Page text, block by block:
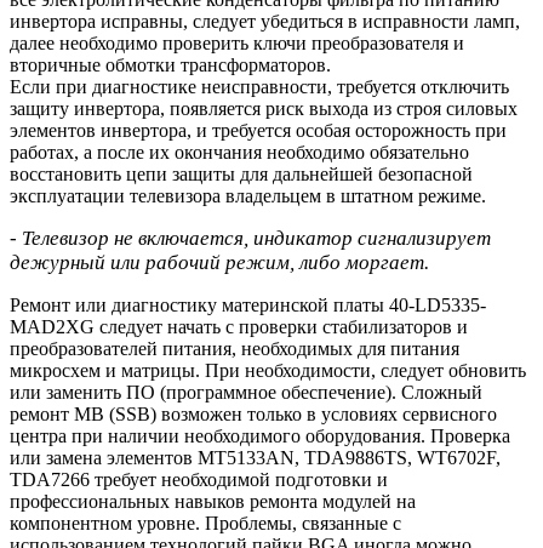
инвертора исправны, следует убедиться в исправности ламп,
далее необходимо проверить ключи преобразователя и
вторичные обмотки трансформаторов.
Если при диагностике неисправности, требуется отключить
защиту инвертора, появляется риск выхода из строя силовых
элементов инвертора, и требуется особая осторожность при
работах, а после их окончания необходимо обязательно
восстановить цепи защиты для дальнейшей безопасной
эксплуатации телевизора владельцем в штатном режиме.
- Телевизор не включается, индикатор сигнализирует
дежурный или рабочий режим, либо моргает.
Ремонт или диагностику материнской платы 40-LD5335-
MAD2XG следует начать с проверки стабилизаторов и
преобразователей питания, необходимых для питания
микросхем и матрицы. При необходимости, следует обновить
или заменить ПО (программное обеспечение). Сложный
ремонт MB (SSB) возможен только в условиях сервисного
центра при наличии необходимого оборудования. Проверка
или замена элементов MT5133AN, TDA9886TS, WT6702F,
TDA7266 требует необходимой подготовки и
профессиональных навыков ремонта модулей на
компонентном уровне. Проблемы, связанные с